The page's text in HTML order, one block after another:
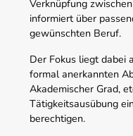
Verknüpfung
informiert über
gewünschten Beruf.
Der Fokus liegt dabei
formal anerkannten
Akademischer Grad,
Tätigkeitsausübung
berechtigen.